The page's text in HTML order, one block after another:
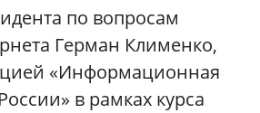
по вопросам
Герман Клименко,
«Информационная
в рамках курса